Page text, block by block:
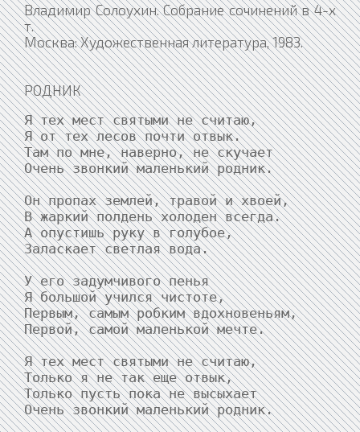
Владимир Солоухин. Собрание сочинений в 4-х
т.
Москва: Художественная литература, 1983.
РОДНИК
Я тех мест святыми не считаю,
Я от тех лесов почти отвык.
Там по мне, наверно, не скучает
Очень звонкий маленький родник.
Он пропах землей, травой и хвоей,
В жаркий полдень холоден всегда.
А опустишь руку в голубое,
Заласкает светлая вода.
У его задумчивого пенья
Я большой учился чистоте,
Первым, самым робким вдохновеньям,
Первой, самой маленькой мечте.
Я тех мест святыми не считаю,
Только я не так еще отвык,
Только пусть пока не высыхает
Очень звонкий маленький родник.